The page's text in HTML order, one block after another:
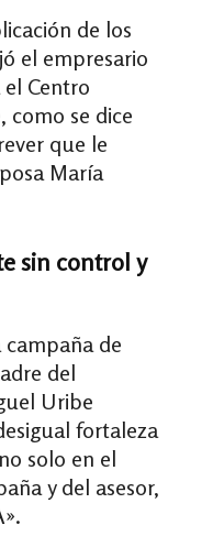
de los
el empresario
Centro
como se dice
que le
María
sin control y
de
del
Uribe
fortaleza
solo en el
y del asesor,